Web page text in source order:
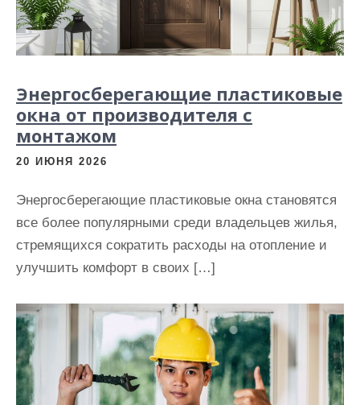
Энергосберегающие пластиковые
окна от производителя с
монтажом
20 ИЮНЯ 2026
Энергосберегающие пластиковые окна становятся
все более популярными среди владельцев жилья,
стремящихся сократить расходы на отопление и
улучшить комфорт в своих […]